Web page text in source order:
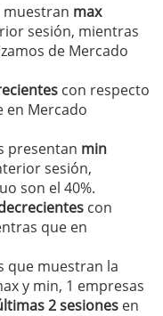
muestran max
sesión, mientras
de Mercado
con respecto
en Mercado
presentan min
sesión,
son el 40%.
con
que en
que muestran la
y min, 1 empresas
2 sesiones en